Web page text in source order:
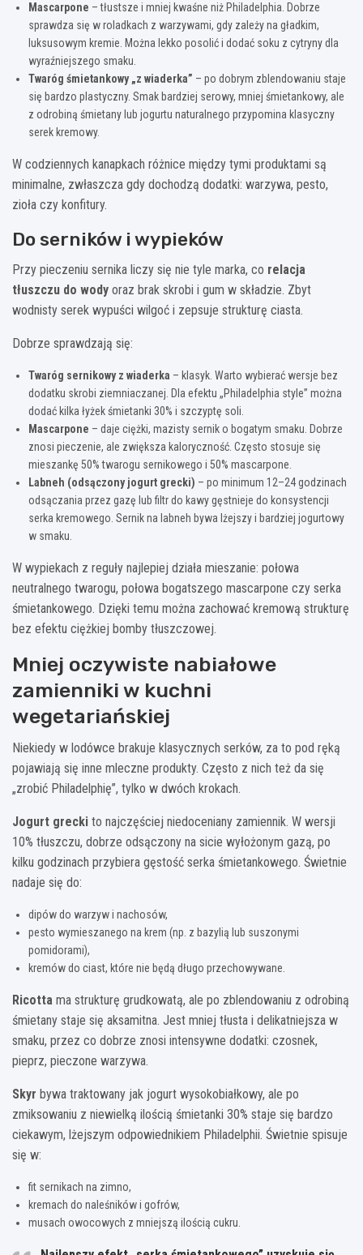
Mascarpone – tłustsze i mniej kwaśne niż Philadelphia. Dobrze
sprawdza się w roladkach z warzywami, gdy zależy na gładkim,
luksusowym kremie. Można lekko posolić i dodać soku z cytryny dla
wyraźniejszego smaku.
Twaróg śmietankowy „z wiaderka” – po dobrym zblendowaniu staje
się bardzo plastyczny. Smak bardziej serowy, mniej śmietankowy, ale
z odrobiną śmietany lub jogurtu naturalnego przypomina klasyczny
serek kremowy.
W codziennych kanapkach różnice między tymi produktami są
minimalne, zwłaszcza gdy dochodzą dodatki: warzywa, pesto,
zioła czy konfitury.
Do serników i wypieków
Przy pieczeniu sernika liczy się nie tyle marka, co relacja
tłuszczu do wody oraz brak skrobi i gum w składzie. Zbyt
wodnisty serek wypuści wilgoć i zepsuje strukturę ciasta.
Dobrze sprawdzają się:
Twaróg sernikowy z wiaderka – klasyk. Warto wybierać wersje bez
dodatku skrobi ziemniaczanej. Dla efektu „Philadelphia style” można
dodać kilka łyżek śmietanki 30% i szczyptę soli.
Mascarpone – daje ciężki, mazisty sernik o bogatym smaku. Dobrze
znosi pieczenie, ale zwiększa kaloryczność. Często stosuje się
mieszankę 50% twarogu sernikowego i 50% mascarpone.
Labneh (odsączony jogurt grecki) – po minimum 12–24 godzinach
odsączania przez gazę lub filtr do kawy gęstnieje do konsystencji
serka kremowego. Sernik na labneh bywa lżejszy i bardziej jogurtowy
w smaku.
W wypiekach z reguły najlepiej działa mieszanie: połowa
neutralnego twarogu, połowa bogatszego mascarpone czy serka
śmietankowego. Dzięki temu można zachować kremową strukturę
bez efektu ciężkiej bomby tłuszczowej.
Mniej oczywiste nabiałowe
zamienniki w kuchni
wegetariańskiej
Niekiedy w lodówce brakuje klasycznych serków, za to pod ręką
pojawiają się inne mleczne produkty. Często z nich też da się
„zrobić Philadelphię”, tylko w dwóch krokach.
Jogurt grecki to najczęściej niedoceniany zamiennik. W wersji
10% tłuszczu, dobrze odsączony na sicie wyłożonym gazą, po
kilku godzinach przybiera gęstość serka śmietankowego. Świetnie
nadaje się do:
dipów do warzyw i nachosów,
pesto wymieszanego na krem (np. z bazylią lub suszonymi
pomidorami),
kremów do ciast, które nie będą długo przechowywane.
Ricotta ma strukturę grudkowatą, ale po zblendowaniu z odrobiną
śmietany staje się aksamitna. Jest mniej tłusta i delikatniejsza w
smaku, przez co dobrze znosi intensywne dodatki: czosnek,
pieprz, pieczone warzywa.
Skyr bywa traktowany jak jogurt wysokobiałkowy, ale po
zmiksowaniu z niewielką ilością śmietanki 30% staje się bardzo
ciekawym, lżejszym odpowiednikiem Philadelphii. Świetnie spisuje
się w:
fit sernikach na zimno,
kremach do naleśników i gofrów,
musach owocowych z mniejszą ilością cukru.